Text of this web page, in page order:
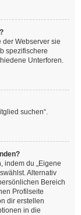
der Webserver sie
spezifischere
Unterforen.
suchen“.
indem du „Eigene
Alternativ
Bereich
Profilseite
dir erstellen
in die